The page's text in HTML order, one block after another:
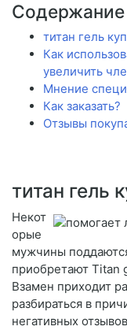
Содержание
титан гель
Как
увеличить
Мнение
Как заказать?
Отзывы
титан гель
Некот
орые
мужчины
приобретают Titan
Взамен приходит
разбираться в
негативных